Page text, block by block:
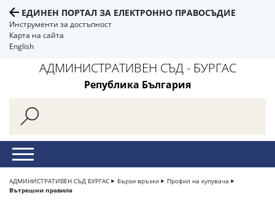
ЕДИНЕН ПОРТАЛ ЗА ЕЛЕКТРОННО ПРАВОСЪДИЕ
Инструменти за достъпност
Карта на сайта
English
АДМИНИСТРАТИВЕН СЪД - БУРГАС
Република България
АДМИНИСТРАТИВЕН СЪД БУРГАС Бързи връзки
Профил на купувача
Вътрешни правила